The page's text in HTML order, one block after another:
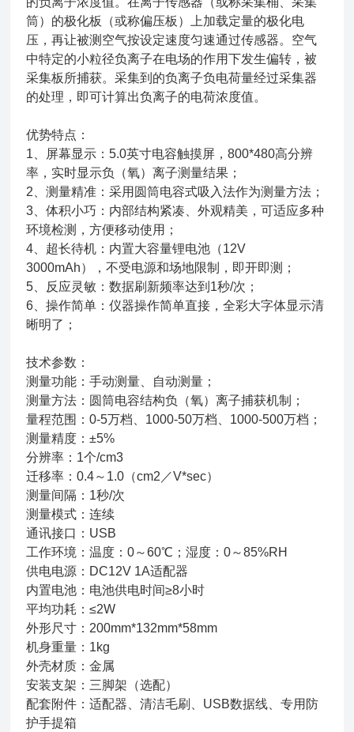
筒）的极化板（或称偏压板）上加载定量的极化电
压，再让被测空气按设定速度匀速通过传感器。空气
中特定的小粒径负离子在电场的作用下发生偏转，被
采集板所捕获。采集到的负离子负电荷量经过采集器
的处理，即可计算出负离子的电荷浓度值。
优势特点：
1、屏幕显示：5.0英寸电容触摸屏，800*480高分辨
率，实时显示负（氧）离子测量结果；
2、测量精准：采用圆筒电容式吸入法作为测量方法；
3、体积小巧：内部结构紧凑、外观精美，可适应多种
环境检测，方便移动使用；
4、超长待机：内置大容量锂电池（12V
3000mAh），不受电源和场地限制，即开即测；
5、反应灵敏：数据刷新频率达到1秒/次；
6、操作简单：仪器操作简单直接，全彩大字体显示清
晰明了；
技术参数：
测量功能：手动测量、自动测量；
测量方法：圆筒电容结构负（氧）离子捕获机制；
量程范围：0-5万档、1000-50万档、1000-500万档；
测量精度：±5%
分辨率：1个/cm3
迁移率：0.4～1.0（cm2／V*sec）
测量间隔：1秒/次
测量模式：连续
通讯接口：USB
工作环境：温度：0～60℃；湿度：0～85%RH
供电电源：DC12V 1A适配器
内置电池：电池供电时间≥8小时
平均功耗：≤2W
外形尺寸：200mm*132mm*58mm
机身重量：1kg
外壳材质：金属
安装支架：三脚架（选配）
配套附件：适配器、清洁毛刷、USB数据线、专用防
护手提箱